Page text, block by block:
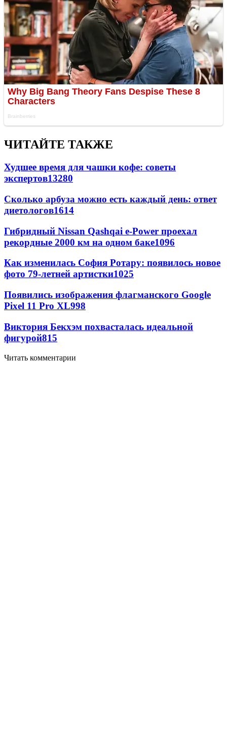
ЧИТАЙТЕ ТАКЖЕ
Худшее время для чашки кофе: советы
экспертов13280
Сколько арбуза можно есть каждый день: ответ
диетологов1614
Гибридный Nissan Qashqai e-Power проехал
рекордные 2000 км на одном баке1096
Как изменилась София Ротару: появилось новое
фото 79-летней артистки1025
Появились изображения флагманского Google
Pixel 11 Pro XL998
Виктория Бекхэм похвасталась идеальной
фигурой815
Читать комментарии